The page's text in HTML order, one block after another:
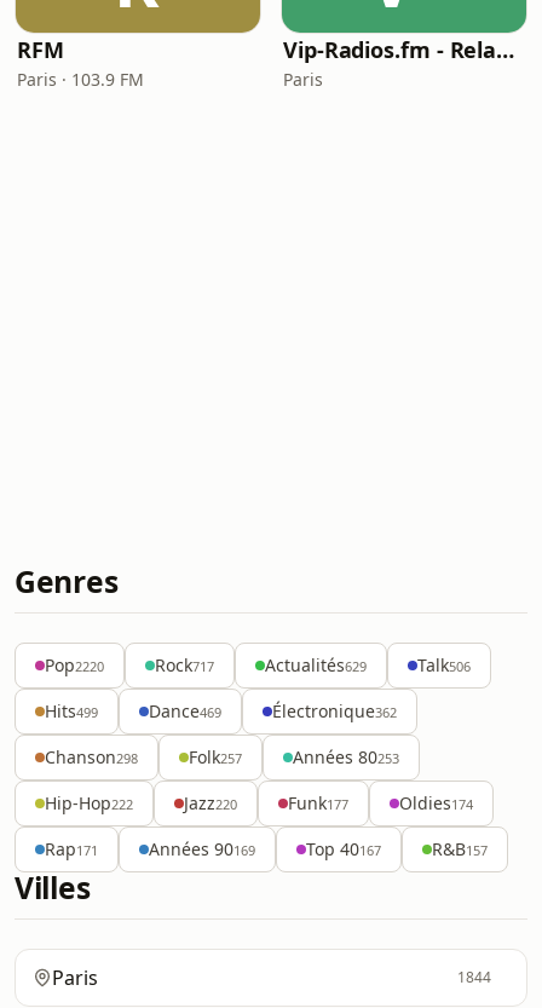
RFM
Paris · 103.9 FM
Vip-Radios.fm - Relax Zone
Paris
Genres
Pop2220 Rock717 Actualités629 Talk506
Hits499 Dance469 Électronique362
Chanson298 Folk257 Années 80253
Hip-Hop222 Jazz220 Funk177 Oldies174
Rap171 Années 90169 Top 40167 R&B157
Villes
Paris 1844